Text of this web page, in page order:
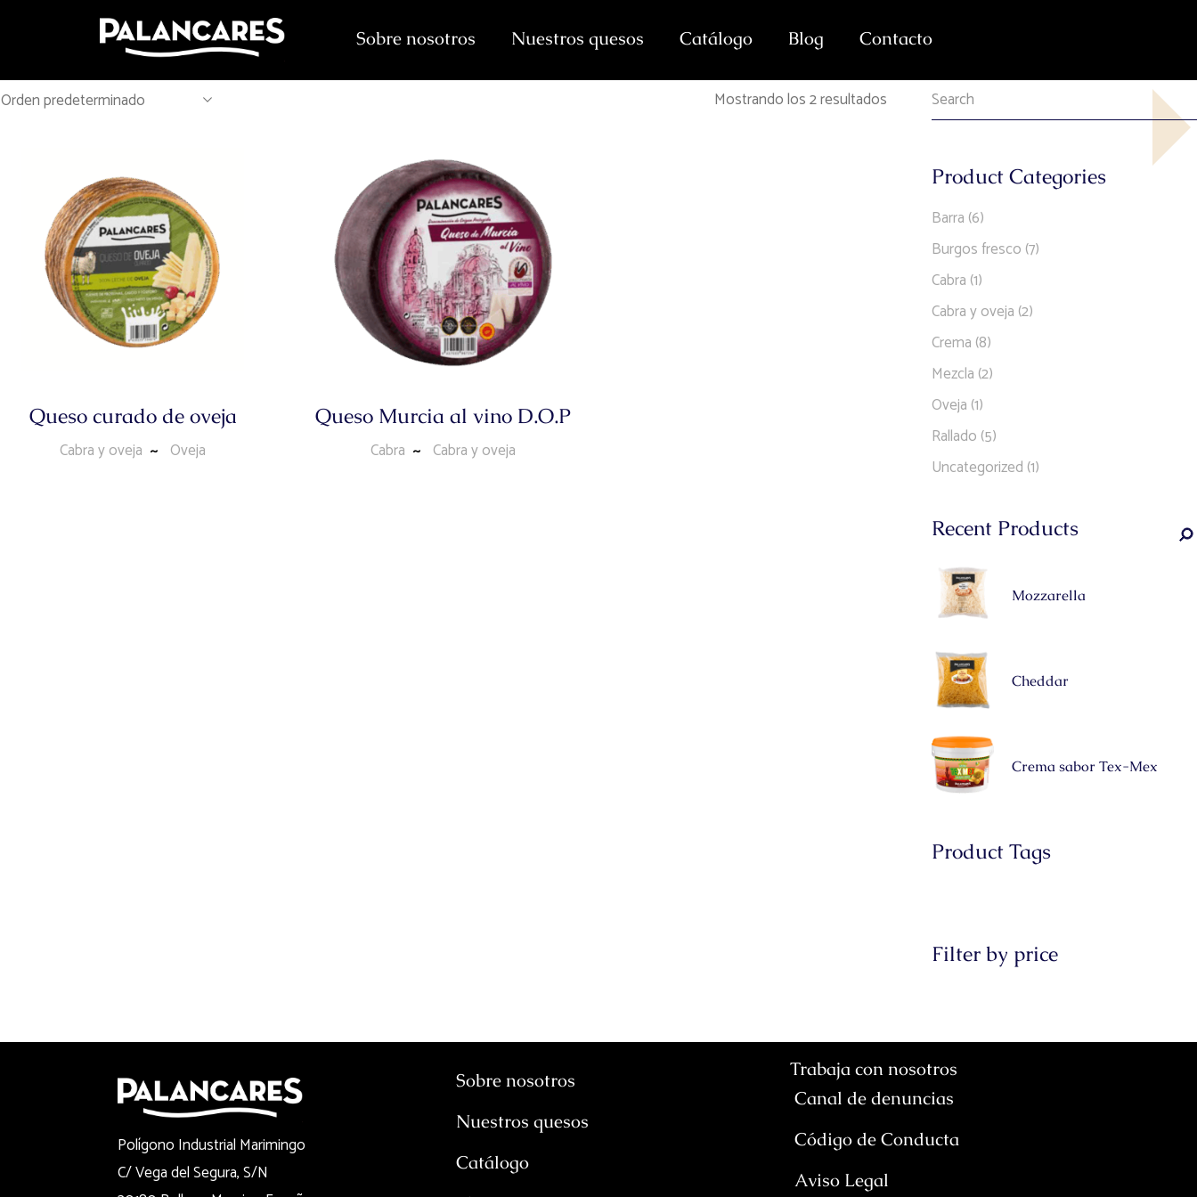
Sobre nosotros Nuestros quesos Catálogo Blog Contacto
Mostrando los 2 resultados
Orden predeterminado
Queso curado de oveja
Cabra y oveja Oveja
Queso Murcia al vino D.O.P
Cabra Cabra y oveja
Product Categories
Barra (6)
Burgos fresco (7)
Cabra (1)
Cabra y oveja (2)
Crema (8)
Mezcla (2)
Oveja (1)
Rallado (5)
Uncategorized (1)
Recent Products
Mozzarella
Cheddar
Crema sabor Tex-Mex
Product Tags
Filter by price
Polígono Industrial Marimingo
C/ Vega del Segura, S/N
Sobre nosotros
Nuestros quesos
Catálogo
Trabaja con nosotros
Canal de denuncias
Código de Conducta
Aviso Legal